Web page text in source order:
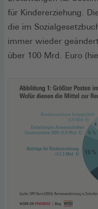
für Kindererziehung.
die im
immer wieder
über 100 Mrd. Euro